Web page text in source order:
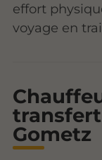
effort
voyage en
Gometz